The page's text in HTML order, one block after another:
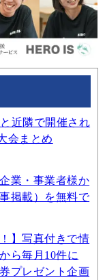
近隣で開催され
会まとめ
業・事業者様か
掲載）を無料で
】写真付きで情
ら毎月10件に
プレゼント企画